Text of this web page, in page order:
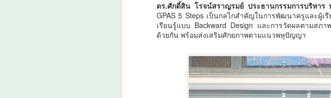
ดร.ศักดิ์สิน โรจน์สราญรมย์ ประธานกรรมการบริหาร
GPAS 5 Steps เป็นกลไกสำคัญในการพัฒนาครูและผู้เ
เรียนรู้แบบ Backward Design และการวัดผลตามสภ
ด้วยกัน พร้อมส่งเสริมศักยภาพตามแนวพหุปัญญา
อาชีพ สู่แรงงานคุณภาพ จังหวัด
ศรีสะเกษ" ณ สถาบันพัฒ
ตำบลเตาปูน อำเภอสอง จังหวัดแพร่
เรื้อรัง (NCDs) ที่มีแนวโน้มเพิ่มขึ้นจ
ประชาชน ทั้งการดื่มสุรา การสูบบุหรี่
ดันโลหิตสูงกว่า 700 คน จากประชาก
AUG
วธ. เชิญชวนประชาชนร่
และน้อมสำนึกในพระม
เจ้าสิริกิติ์ พระบรมราชิ
หลวง พร้อมกันทั่วประเท
วธ.